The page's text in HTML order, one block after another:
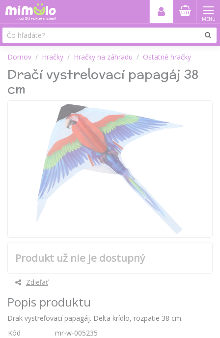
MENU
Domov Hračky Hračky na záhradu Ostatné hračky
Dračí vystrelovací papagáj 38
cm
Produkt už nie je dostupný
Zdieľať
Popis produktu
Drak vystreľovací papagáj. Delta krídlo, rozpätie 38 cm.
Kód
mr-w-005235